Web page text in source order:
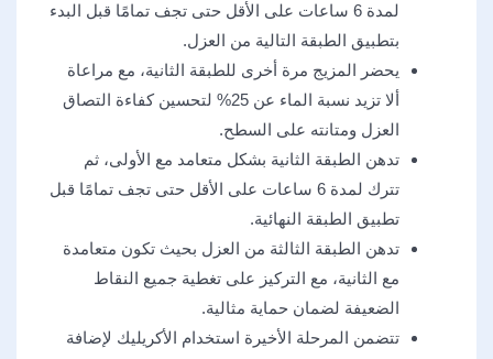
لمدة 6 ساعات على الأقل حتى تجف تمامًا قبل البدء
بتطبيق الطبقة التالية من العزل.
يحضر المزيج مرة أخرى للطبقة الثانية، مع مراعاة
ألا تزيد نسبة الماء عن 25% لتحسين كفاءة التصاق
العزل ومتانته على السطح.
تدهن الطبقة الثانية بشكل متعامد مع الأولى، ثم
تترك لمدة 6 ساعات على الأقل حتى تجف تمامًا قبل
تطبيق الطبقة النهائية.
تدهن الطبقة الثالثة من العزل بحيث تكون متعامدة
مع الثانية، مع التركيز على تغطية جميع النقاط
الضعيفة لضمان حماية مثالية.
تتضمن المرحلة الأخيرة استخدام الأكريليك لإضافة